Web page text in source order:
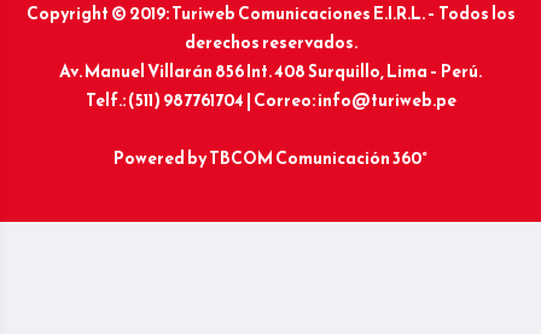
Copyright © 2019: Turiweb Comunicaciones E.I.R.L. – Todos los
derechos reservados.
Av. Manuel Villarán 856 Int. 408 Surquillo, Lima – Perú.
Telf.: (511) 987761704 | Correo: info@turiweb.pe
Powered byTBCOM Comunicación 360°